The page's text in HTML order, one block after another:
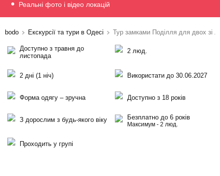
Реальні фото і відео локацій
bodo Екскурсії та тури в Одесі Тур замками Поділля для двох зі
Доступно з травня до
листопада
2 люд.
2 дні (1 ніч) Використати до 30.06.2027
Форма одягу – зручна Доступно з 18 років
З дорослим з будь-якого віку Безплатно до 6 років
Максимум - 2 люд.
Проходить у групі